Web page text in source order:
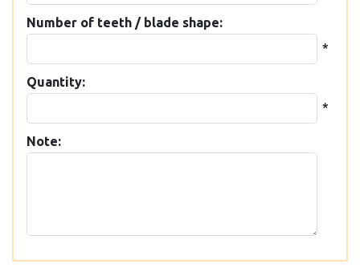
Number of teeth / blade shape:
*
Quantity:
*
Note: